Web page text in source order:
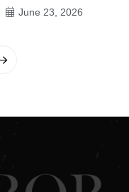
June 23, 2026